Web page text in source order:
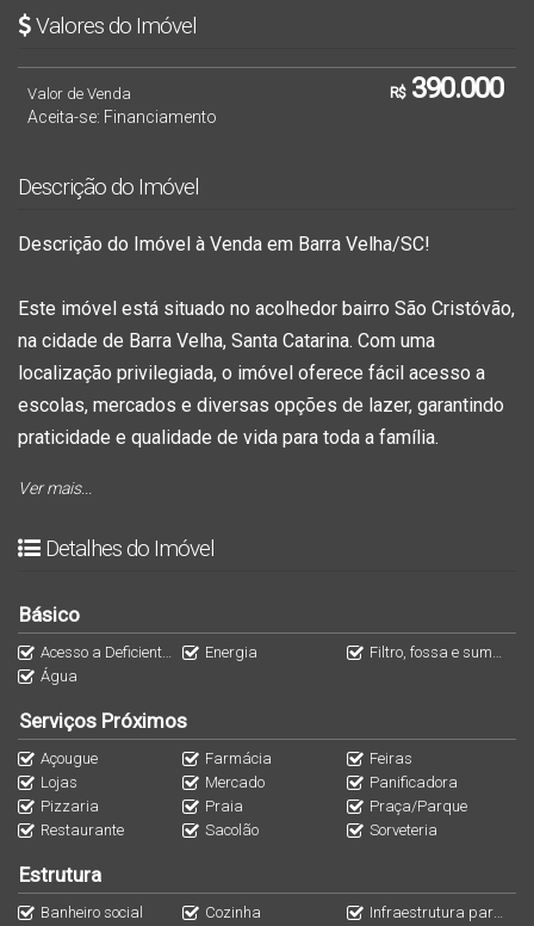
Valores do Imóvel
R$390.000
Valor de Venda
Aceita-se: Financiamento
Descrição do Imóvel
Descrição do Imóvel à Venda em Barra Velha/SC!
Este imóvel está situado no acolhedor bairro São Cristóvão,
na cidade de Barra Velha, Santa Catarina. Com uma
localização privilegiada, o imóvel oferece fácil acesso a
escolas, mercados e diversas opções de lazer, garantindo
praticidade e qualidade de vida para toda a família.
Características do Imóvel:
Quartos:
O imóvel conta com dois quartos bem
Sala e Cozinha Integradas:A sala de estar e a cozinha
são integradas, criando um ambiente amplo e moderno,
oferece praticidade no dia a dia.
Banheiro Social:
O banheiro social é completo, com
acabamento de qualidade e um design contemporâneo,
garantindo conforto e funcionalidade.
garagem, proporcionando segurança e comodidade para
o seu veículo.
Ver mais...
Detalhes do Imóvel
Básico
Acesso a Deficientes Energia
Filtro, fossa e sumidouro
Água
Serviços Próximos
Açougue Farmácia
Feiras
Lojas
Mercado
Panificadora
Pizzaria
Praia
Praça/Parque
Restaurante
Sacolão Sorveteria
Estrutura
Banheiro social Cozinha
Infraestrutura para split (ar condicionado)